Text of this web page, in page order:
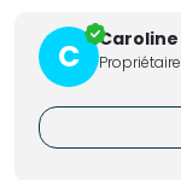
C Caroline
Propriétaire